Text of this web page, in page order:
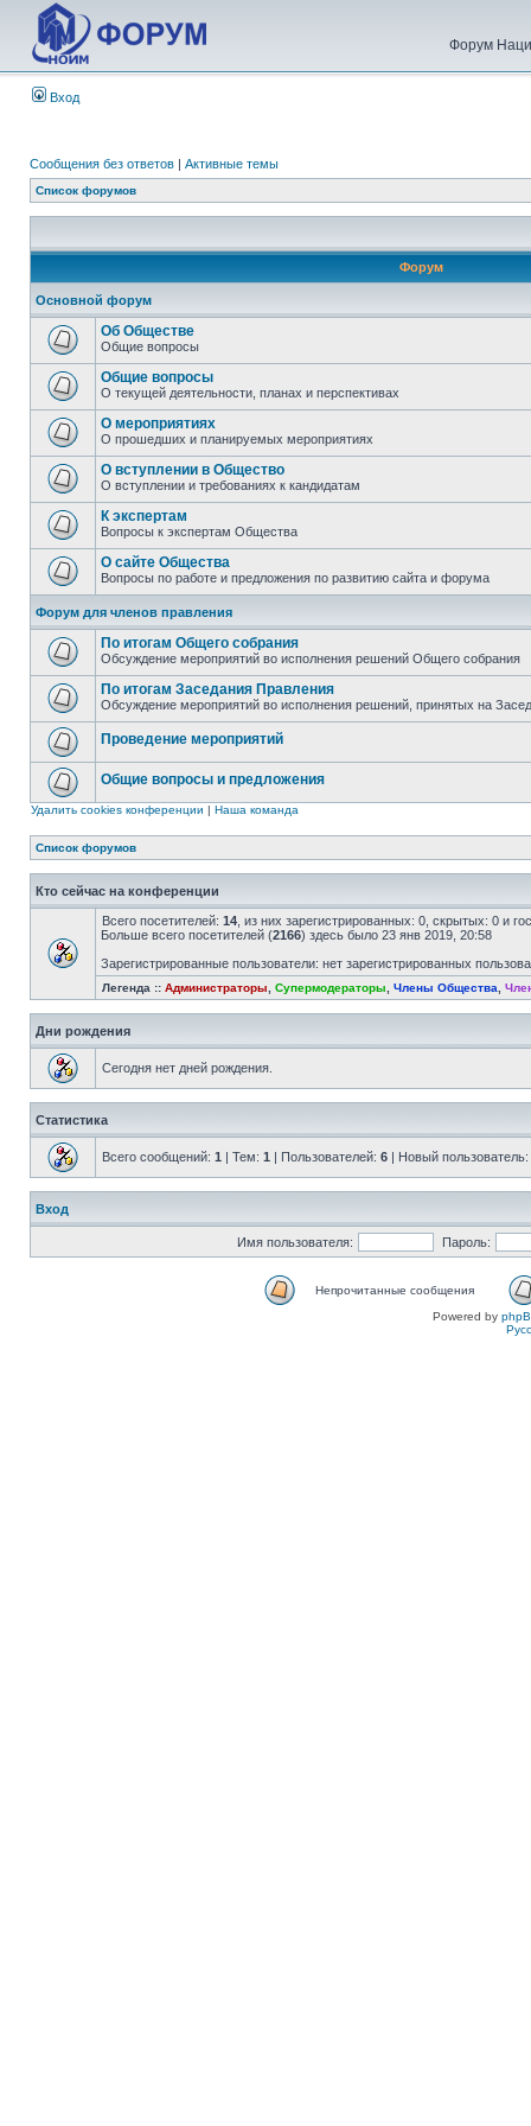
Форум
Вход
Сообщения без ответов | Активные темы
Список форумов
Форум
Основной форум
Об Обществе
Общие вопросы
Общие вопросы
О текущей деятельности, планах и перспективах
О мероприятиях
О прошедших и планируемых мероприятиях
О вступлении в Общество
О вступлении и требованиях к кандидатам
К экспертам
Вопросы к экспертам Общества
О сайте Общества
Вопросы по работе и предложения по развитию сайта и форума
Форум для членов правления
По итогам Общего собрания
Обсуждение мероприятий во исполнения решений Общего собрания
По итогам Заседания Правления
Обсуждение мероприятий во исполнения решений, принятых на
Проведение мероприятий
Общие вопросы и предложения
Удалить cookies конференции | Наша команда
Список форумов
Кто сейчас на конференции
Всего посетителей: 14 , из них зарегистрированных: 0, скрытых: 0 и
Больше всего посетителей (2166) здесь было 23 янв 2019, 20:58
Зарегистрированные пользователи: нет зарегистрированных
Легенда :: Администраторы Супермодераторы Члены Общества
Дни рождения
Сегодня нет дней рождения.
Статистика
Всего сообщений: 1 | Тем: 1 | Пользователей: 6 | Новый пользователь:
Вход
Имя пользователя: Пароль:
Непрочитанные сообщения
Powered by